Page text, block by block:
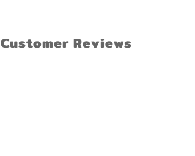
Customer Reviews